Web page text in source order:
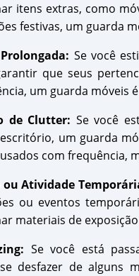
itens extras, como
festivas, um guarda
Se você
que seus
um guarda móveis
de Clutter: Se você
um guarda
com frequência,
ou Atividade
ou eventos
materiais de
Se você está
desfazer de alguns